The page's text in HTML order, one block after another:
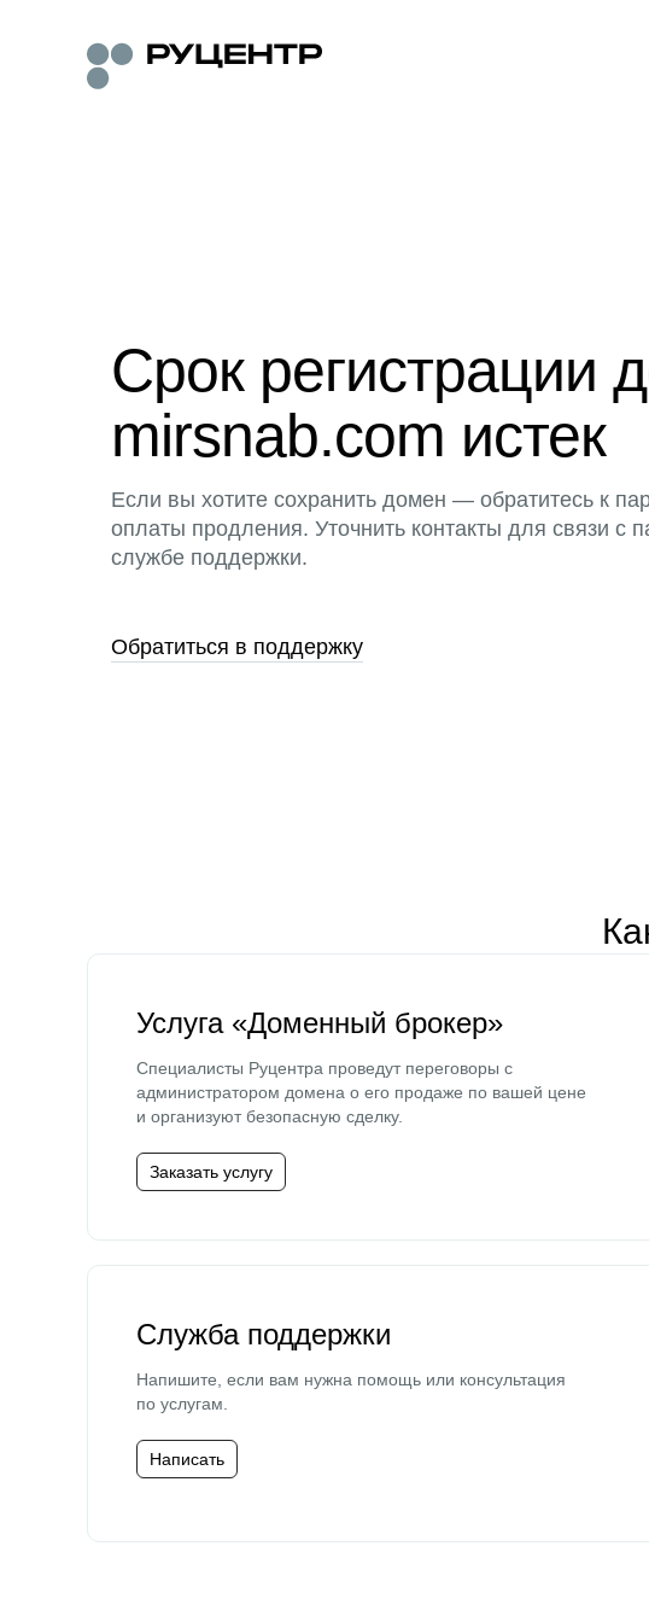
Срок регистрации
mirsnab.com истек
Если вы хотите сохранить домен — обратитесь к
оплаты продления. Уточнить контакты для связи с
службе поддержки.
Обратиться в поддержку
Услуга «Доменный брокер»
Специалисты Руцентра проведут переговоры с
администратором домена о его продаже по вашей цене
и организуют безопасную сделку.
Заказать услугу
Служба поддержки
Напишите, если вам нужна помощь или консультация
по услугам.
Написать